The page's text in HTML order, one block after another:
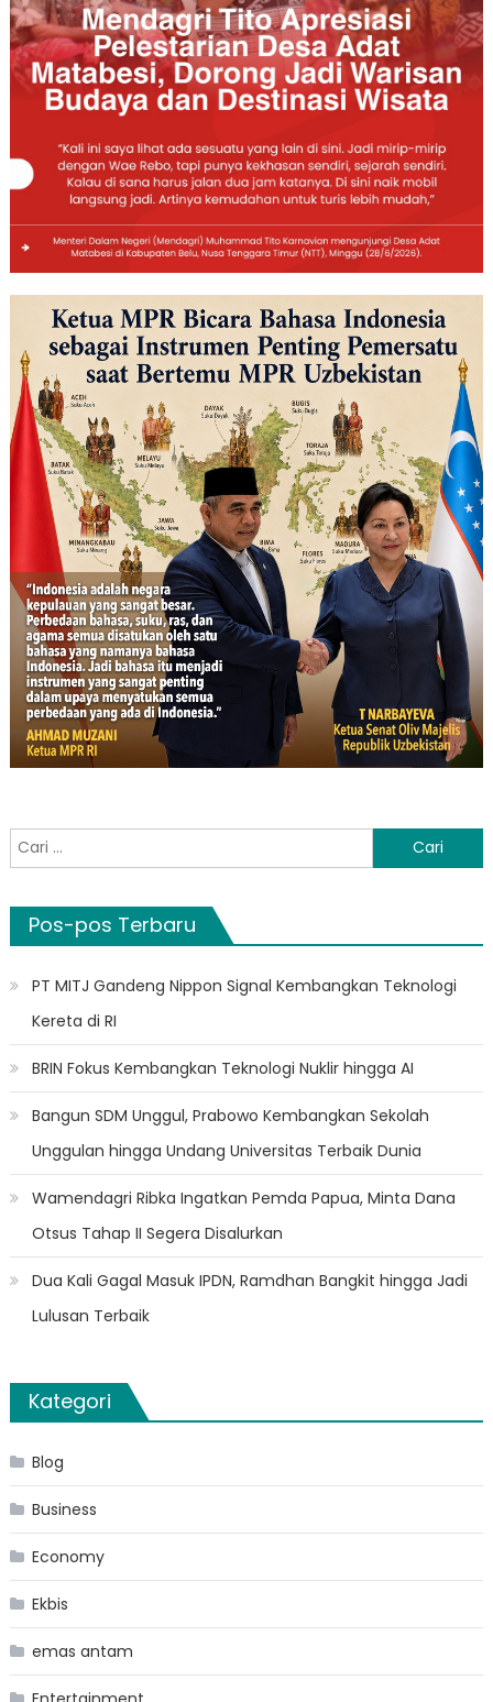
Cari
untuk:
Pos-pos Terbaru
PT MITJ Gandeng Nippon Signal Kembangkan Teknologi
Kereta di RI
BRIN Fokus Kembangkan Teknologi Nuklir hingga AI
Bangun SDM Unggul, Prabowo Kembangkan Sekolah
Unggulan hingga Undang Universitas Terbaik Dunia
Wamendagri Ribka Ingatkan Pemda Papua, Minta Dana
Otsus Tahap II Segera Disalurkan
Dua Kali Gagal Masuk IPDN, Ramdhan Bangkit hingga Jadi
Lulusan Terbaik
Kategori
Blog
Business
Economy
Ekbis
emas antam